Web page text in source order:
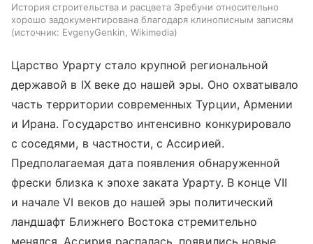
История строительства и расцвета Эребуни относительно
хорошо задокументирована благодаря клинописным записям
источник: EvgenyGenkin, Wikimedia
Царство Урарту стало крупной региональной
державой в IX веке до нашей эры. Оно охватывало
часть территории современных Турции, Армении
и Ирана. Государство интенсивно конкурировало
с соседями, в частности, с Ассирией.
Предполагаемая дата появления обнаруженной
фрески близка к эпохе заката Урарту. В конце VII
и начале VI веков до нашей эры политический
ландшафт Ближнего Востока стремительно
менялся. Ассирия распалась, появились новые